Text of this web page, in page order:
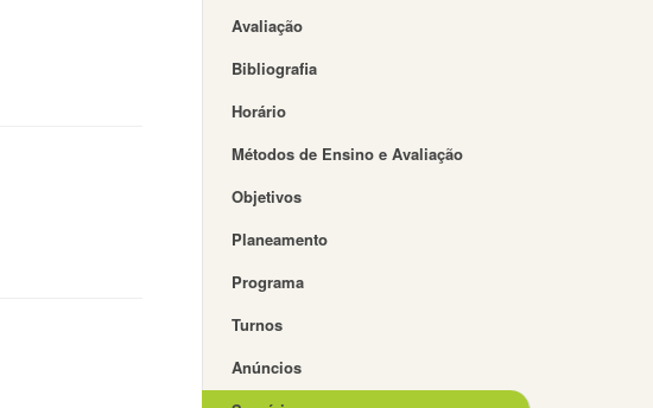
Avaliação
Bibliografia
Horário
Métodos de Ensino e Avaliação
Objetivos
Planeamento
Programa
Turnos
Anúncios